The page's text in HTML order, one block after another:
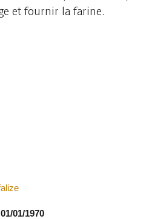
et fournir la farine.
01/01/1970